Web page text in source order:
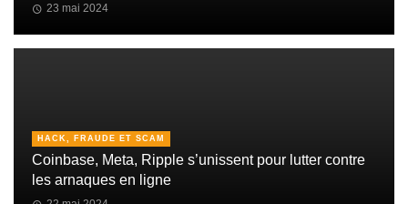
23 mai 2024
HACK, FRAUDE ET SCAM
Coinbase, Meta, Ripple s’unissent pour lutter contre
les arnaques en ligne